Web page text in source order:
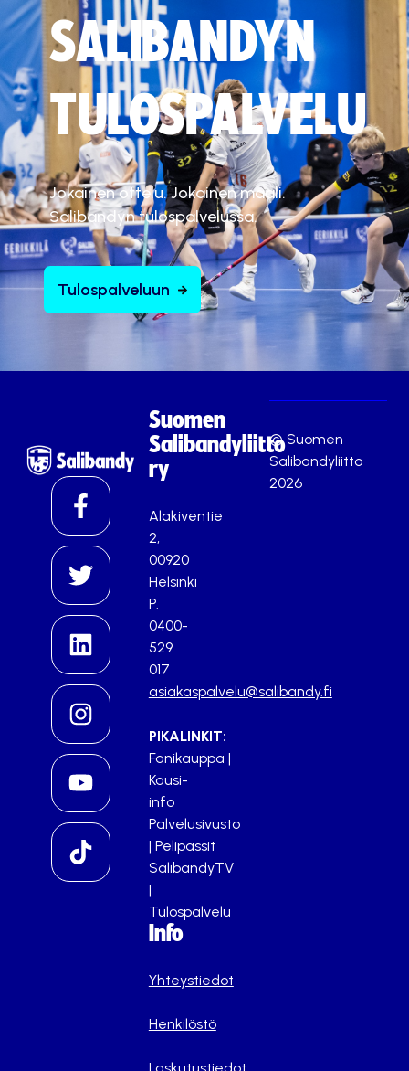
SALIBANDYN
TULOSPALVELU
Jokainen ottelu. Jokainen maali.
Salibandyn tulospalvelussa.
Tulospalveluun
Suomen
Salibandyliitto
ry
Alakiventie
2,
00920
Helsinki
P.
0400-
529
017
asiakaspalvelu@salibandy.fi
PIKALINKIT:
Fanikauppa |
Kausi-
info
Palvelusivusto
| Pelipassit
SalibandyTV
|
Tulospalvelu
Info
Yhteystiedot
Henkilöstö
© Suomen
Salibandyliitto
2026